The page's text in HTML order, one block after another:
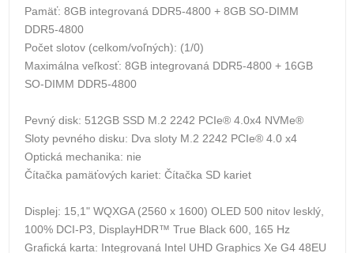
Pamäť: 8GB integrovaná DDR5-4800 + 8GB SO-DIMM
DDR5-4800
Počet slotov (celkom/voľných): (1/0)
Maximálna veľkosť: 8GB integrovaná DDR5-4800 + 16GB
SO-DIMM DDR5-4800
Pevný disk: 512GB SSD M.2 2242 PCIe® 4.0x4 NVMe®
Sloty pevného disku: Dva sloty M.2 2242 PCIe® 4.0 x4
Optická mechanika: nie
Čítačka pamäťových kariet: Čítačka SD kariet
Displej: 15,1" WQXGA (2560 x 1600) OLED 500 nitov lesklý,
100% DCI-P3, DisplayHDR™ True Black 600, 165 Hz
Grafická karta: Integrovaná Intel UHD Graphics Xe G4 48EU